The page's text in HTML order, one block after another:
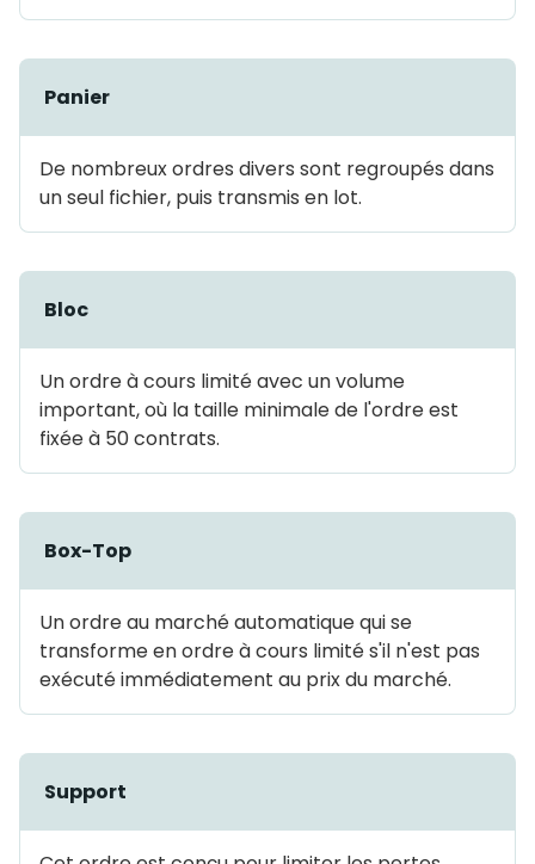
Panier
De nombreux ordres divers sont regroupés dans
un seul fichier, puis transmis en lot.
Bloc
Un ordre à cours limité avec un volume
important, où la taille minimale de l'ordre est
fixée à 50 contrats.
Box-Top
Un ordre au marché automatique qui se
transforme en ordre à cours limité s'il n'est pas
exécuté immédiatement au prix du marché.
Support